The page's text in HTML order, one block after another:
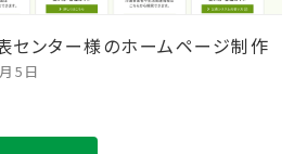
センター様のホームページ制作
5日